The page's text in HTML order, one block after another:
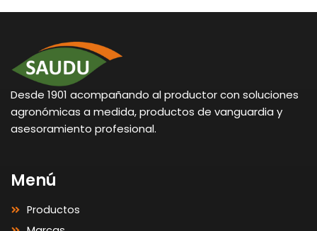
Desde 1901 acompañando al productor con soluciones
agronómicas a medida, productos de vanguardia y
asesoramiento profesional.
Menú
Productos